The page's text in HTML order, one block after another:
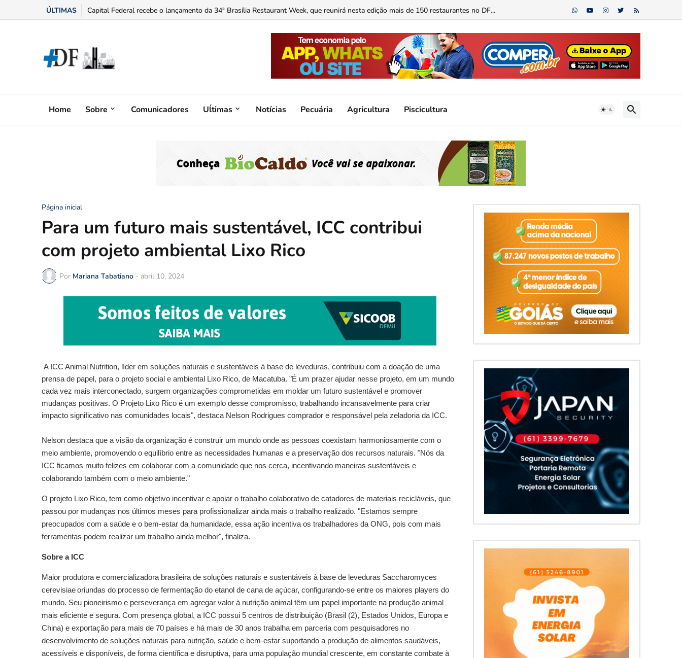
ÚLTIMAS Capital Federal recebe o lançamento da 34ª Brasília Restaurant Week, que reunirá nesta edição mais de 150 restaurantes no DF...
Home Sobre Comunicadores Uĺtimas Notícias Pecuária Agricultura Piscicultura
Página inicial
Para um futuro mais sustentável, ICC contribui
com projeto ambiental Lixo Rico
Por Mariana Tabatiano - abril 10, 2024
A ICC Animal Nutrition, líder em soluções naturais e sustentáveis à base de leveduras, contribuiu com a doação de uma
prensa de papel, para o projeto social e ambiental Lixo Rico, de Macatuba. "É um prazer ajudar nesse projeto, em um mundo
cada vez mais interconectado, surgem organizações comprometidas em moldar um futuro sustentável e promover
mudanças positivas. O Projeto Lixo Rico é um exemplo desse compromisso, trabalhando incansavelmente para criar
impacto significativo nas comunidades locais", destaca Nelson Rodrigues comprador e responsável pela zeladoria da ICC.
Nelson destaca que a visão da organização é construir um mundo onde as pessoas coexistam harmoniosamente com o
meio ambiente, promovendo o equilíbrio entre as necessidades humanas e a preservação dos recursos naturais. "Nós da
ICC ficamos muito felizes em colaborar com a comunidade que nos cerca, incentivando maneiras sustentáveis e
colaborando também com o meio ambiente."
O projeto Lixo Rico, tem como objetivo incentivar e apoiar o trabalho colaborativo de catadores de materiais recicláveis, que
passou por mudanças nos últimos meses para profissionalizar ainda mais o trabalho realizado. "Estamos sempre
preocupados com a saúde e o bem-estar da humanidade, essa ação incentiva os trabalhadores da ONG, pois com mais
ferramentas podem realizar um trabalho ainda melhor", finaliza.
Sobre a ICC
Maior produtora e comercializadora brasileira de soluções naturais e sustentáveis à base de leveduras Saccharomyces
cerevisiae oriundas do processo de fermentação do etanol de cana de açúcar, configurando-se entre os maiores players do
mundo. Seu pioneirismo e perseverança em agregar valor à nutrição animal têm um papel importante na produção animal
mais eficiente e segura. Com presença global, a ICC possui 5 centros de distribuição (Brasil (2), Estados Unidos, Europa e
China) e exportação para mais de 70 países e há mais de 30 anos trabalha em parceria com pesquisadores no
desenvolvimento de soluções naturais para nutrição, saúde e bem-estar suportando a produção de alimentos saudáveis,
acessíveis e disponíveis, de forma científica e disruptiva, para uma população mundial crescente, em constante combate à